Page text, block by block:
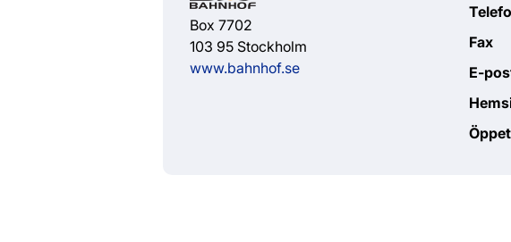
Box 7702
103 95 Stockholm
www.bahnhof.se
Fax
E-